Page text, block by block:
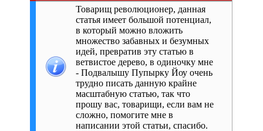
Товарищ революционер, данная
статья имеет большой потенциал,
в который можно вложить
множество забавных и безумных
идей, превратив эту статью в
ветвистое дерево, в одиночку мне
- Подвалышу Пупырку Йоу очень
трудно писать данную крайне
масштабную статью, так что
прошу вас, товарищи, если вам не
сложно, помогите мне в
написании этой статьи, спасибо.